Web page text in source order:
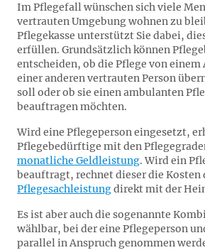
Im Pflegefall wünschen sich viele
vertrauten Umgebung wohnen zu
Pflegekasse unterstützt Sie dabei,
erfüllen. Grundsätzlich können
entscheiden, ob die Pflege von
einer anderen vertrauten Person
soll oder ob sie einen ambulanten
beauftragen möchten.
Wird eine Pflegeperson eingesetzt,
Pflegebedürftige mit den
monatliche Geldleistung. Wird ein
beauftragt, rechnet dieser die Kosten
Pflegesachleistungdirekt mit der
Es ist aber auch die sogenannte
wählbar, bei der eine Pflegeperson
parallel in Anspruch genommen